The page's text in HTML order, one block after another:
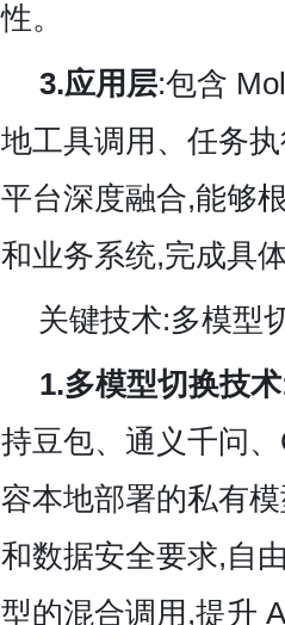
性。
3.应用层:包含
地工具调用、任务
平台深度融合,能够
和业务系统,完成具
关键技术:多模型
1.多模型切换技术
持豆包、通义千问
容本地部署的私有
和数据安全要求,自
型的混合调用,提升